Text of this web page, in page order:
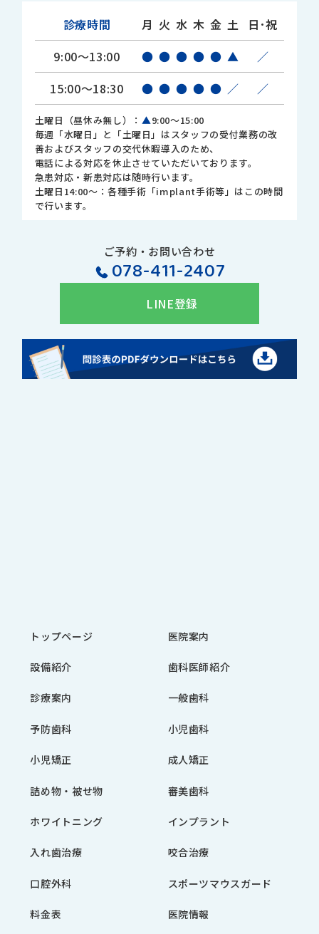
診療時間 月 火 水 木 金 土
日･祝
9:00～13:00
● ● ● ● ● ▲
／
15:00～18:30
● ● ● ● ● ／ ／
土曜日（昼休み無し）： ▲9:00～15:00
毎週「水曜日」と「土曜日」はスタッフの受付業務の改
善およびスタッフの交代休暇導入のため、
電話による対応を休止させていただいております。
急患対応・新患対応は随時行います。
土曜日14:00～：各種手術「implant手術等」はこの時間
で行います。
ご予約・お問い合わせ
078-411-2407
LINE登録
トップページ 医院案内
設備紹介 歯科医師紹介
診療案内 一般歯科
予防歯科 小児歯科
小児矯正 成人矯正
詰め物・被せ物 審美歯科
ホワイトニング インプラント
入れ歯治療 咬合治療
口腔外科 スポーツマウスガード
料金表 医院情報